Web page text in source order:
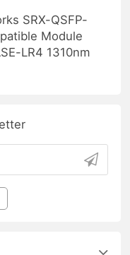
SRX-QSFP-
Module
LR4 1310nm